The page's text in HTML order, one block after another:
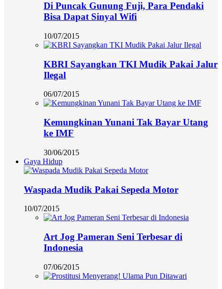
Di Puncak Gunung Fuji, Para Pendaki
Bisa Dapat Sinyal Wifi
10/07/2015
KBRI Sayangkan TKI Mudik Pakai Jalur
Ilegal
06/07/2015
Kemungkinan Yunani Tak Bayar Utang
ke IMF
30/06/2015
Gaya Hidup
Waspada Mudik Pakai Sepeda Motor
10/07/2015
Art Jog Pameran Seni Terbesar di
Indonesia
07/06/2015